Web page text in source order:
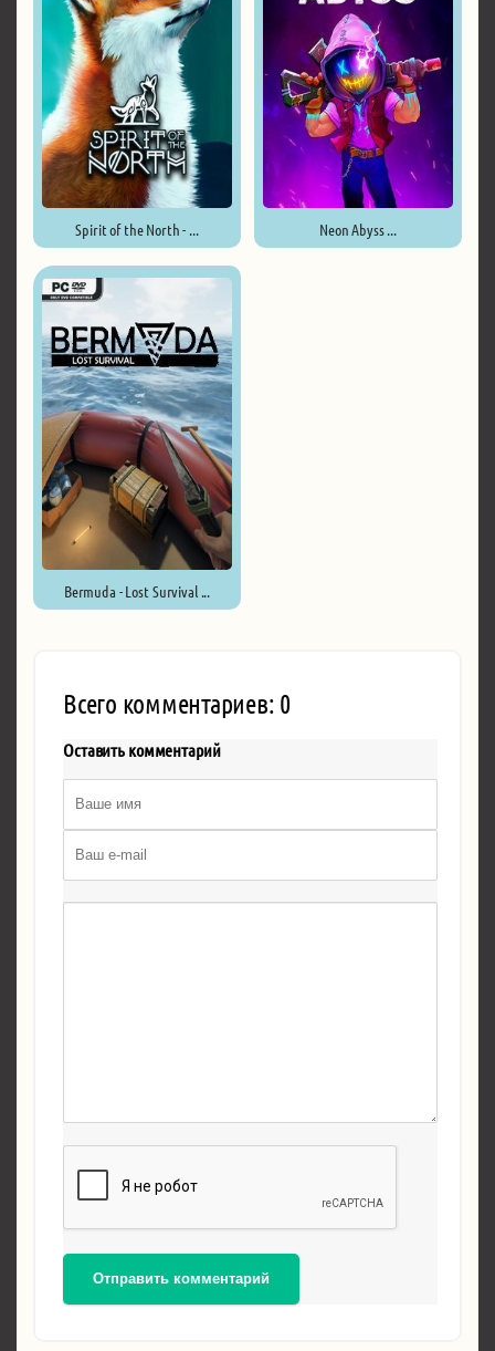
Spirit of the North - ... Neon Abyss ...
Bermuda - Lost Survival ...
Всего комментариев: 0
Оставить комментарий
Отправить комментарий